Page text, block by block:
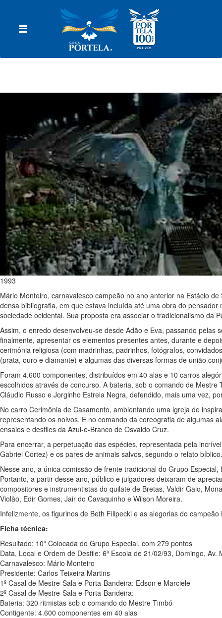
1993
Mário Monteiro, carnavalesco campeão no ano anterior na Estácio
densa bibliografia, em que estava incluída até uma obra do
sociedade ocidental. Sua proposta era associar o tradicionalismo da
Assim, o enredo desenvolveu-se desde Adão e Eva, passando
finalmente, apresentar os elementos presentes antes, durante e
cerimônia religiosa (com madrinhas, padrinhos, fotógrafos,
(prata, ouro e diamante) e algumas das diversas formas de união
Foram 4.600 componentes, distribuídos em 40 alas e 10 carros
escolhidos através de concurso. A bateria, sob o comando de
Cláudio Russo e Jorginho Estrela Negra, defendido, mais uma vez,
No carro Cerimônia de Casamento, ambientando uma igreja de
representando os noivos. E no comando da coreografia de algumas
ensaios e desfiles da Azul-e-Branco de Osvaldo Cruz.
Para encerrar, a perpetuação das espécies, representada pela
Gabriel Cortez) e os pares de animais salvos, segundo o relato bíblico.
Nesse ano, a única comissão de frente tradicional do Grupo
Portanto, a partir desse ano, público e julgadores deixaram de
compositores e instrumentistas do quilate de Bretas, Valdir Galo,
Violão, Edir Gomes, Jair do Cavaquinho e Wilson Moreira.
Infelizmente, os figurinos de Beth Filipecki e as alegorias do
Ficha técnica:
Resultado: 10ª Colocada do Grupo Especial, com 279 pontos
Data, Local e Ordem de Desfile: 6ª Escola de 21/02/93, Domingo,
Carnavalesco: Mário Monteiro
Presidente: Carlos Teixeira Martins
1º Casal de Mestre-Sala e Porta-Bandeira: Edson e Marciele
2º Casal de Mestre-Sala e Porta-Bandeira:
Bateria: 320 ritmistas sob o comando do Mestre Timbó
Contigente: 4.600 componentes em 40 alas